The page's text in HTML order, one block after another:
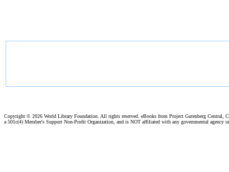
Copyright © 2026 World Library Foundation. All rights reserved. eBooks from Project Gutenberg Central,
a 501c(4) Member's Support Non-Profit Organization, and is NOT affiliated with any governmental agency